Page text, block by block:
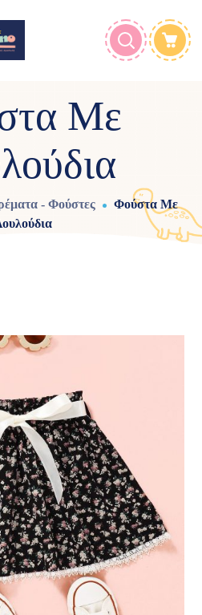
Με
- Φούστες
Φούστα Με